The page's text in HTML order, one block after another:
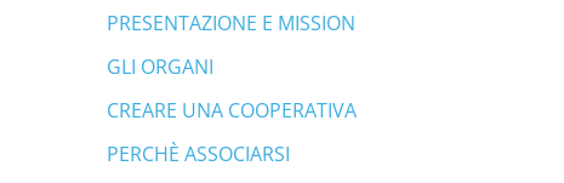
PRESENTAZIONE E MISSION
GLI ORGANI
CREARE UNA COOPERATIVA
PERCHÈ ASSOCIARSI